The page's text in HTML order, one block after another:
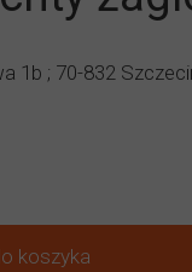
1b ; 70-832
koszyka